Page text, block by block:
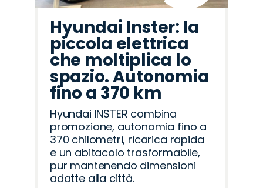
Hyundai Inster: la
piccola elettrica
che moltiplica lo
spazio. Autonomia
fino a 370 km
Hyundai INSTER combina
promozione, autonomia fino a
370 chilometri, ricarica rapida
e un abitacolo trasformabile,
pur mantenendo dimensioni
adatte alla città.